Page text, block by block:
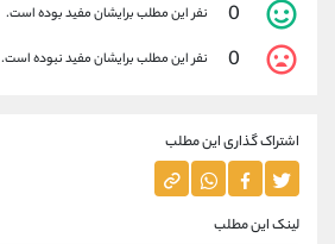
0 نفر این مطلب برایشان مفید بوده است.
0 نفر این مطلب برایشان مفید نبوده است.
اشتراک گذاری این مطلب
لینک این مطلب